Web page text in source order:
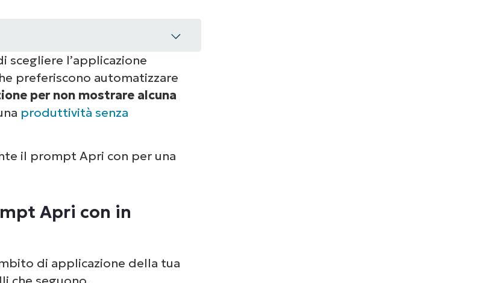
in Windows 11
prompt Apri con
la notifica di “nuova
l’applicazione
preferiscono automatizzare
per non mostrare alcuna
produttività senza
il prompt Apri con per una
Apri con in
di applicazione della tua